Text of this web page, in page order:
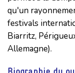
qu'un
festivals
Biarritz,
Allemagne).